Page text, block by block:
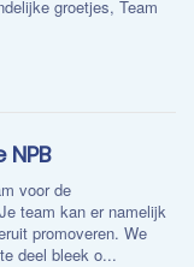
groetjes, Team
voor de
team kan er namelijk
promoveren. We
deel bleek o...